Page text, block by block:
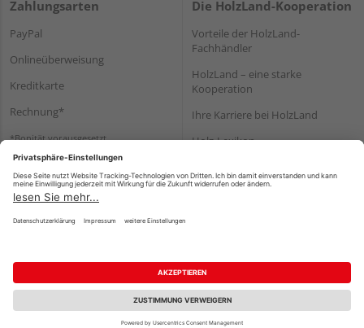
Zahlungsarten
PayPal
Onlineüberweisung
Kreditkarte
Rechnung*
*Bonität vorausgesetzt
Die HolzLand-Kooperation
Vorteile der HolzLand-
Fachhändler
HolzLand – eine starke
Kooperation
Ihre Karriere bei HolzLand
Holz-Lexikon
Impressum Datenschutz
Nutzungsbedingungen
Barrierefreiheitserklärung
Vertrag widerrufen